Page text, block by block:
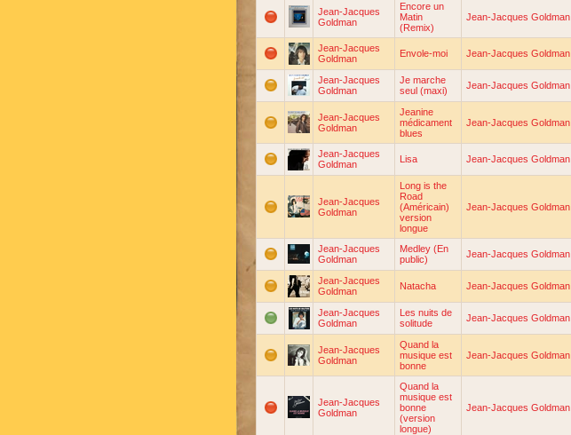
Jean-Jacques
Goldman
Encore un
Matin
(Remix)
Jean-Jacques Goldman
Jean-Jacques
Goldman
Envole-moi Jean-Jacques Goldman
Jean-Jacques
Goldman
Je marche
seul (maxi)
Jean-Jacques Goldman
Jean-Jacques
Goldman
Jeanine
médicament
blues
Jean-Jacques Goldman
Jean-Jacques
Goldman
Lisa Jean-Jacques Goldman
Jean-Jacques
Goldman
Long is the
Road
(Américain)
version
longue
Jean-Jacques Goldman
Jean-Jacques
Goldman
Medley (En
public)
Jean-Jacques Goldman
Jean-Jacques
Goldman
Natacha Jean-Jacques Goldman
Jean-Jacques
Goldman
Les nuits de
solitude
Jean-Jacques Goldman
Jean-Jacques
Goldman
Quand la
musique est
bonne
Jean-Jacques Goldman
Jean-Jacques
Goldman
Quand la
musique est
bonne
(version
longue)
Jean-Jacques Goldman